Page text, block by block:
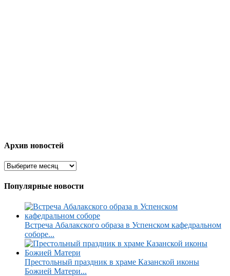
Архив новостей
Популярные новости
Встреча Абалакского образа в Успенском кафедральном
соборе...
Престольный праздник в храме Казанской иконы
Божией Матери...